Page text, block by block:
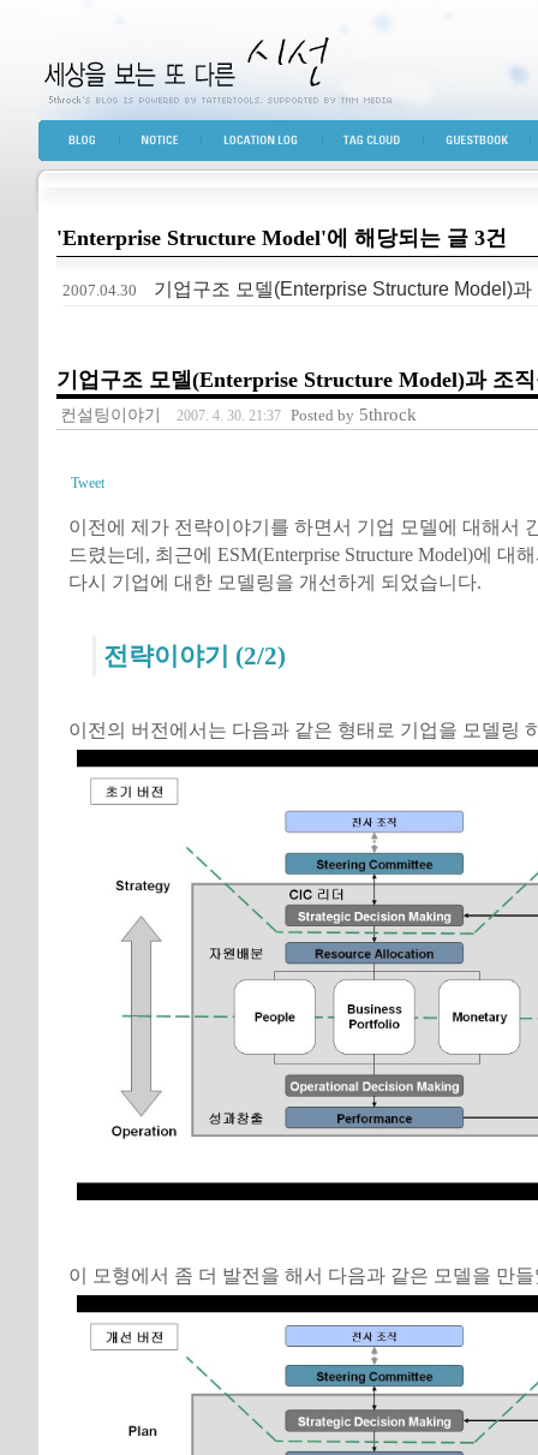
세상을 보는 또 다른 시선
BLOG TOP NOTICE LOCATION LOG TAG CLOUD GUESTBOOK
'Enterprise Structure Model'에 해당되는 글 3건
2007.04.30 기업구조 모델(Enterprise Structure Model)과
기업구조 모델(Enterprise Structure Model)과 조
컨설팅이야기 2007. 4. 30. 21:37 Posted by 5throck
Tweet
이전에 제가 전략이야기를 하면서 기업 모델에 대해서
드렸는데, 최근에 ESM(Enterprise Structure Model)에 대
다시 기업에 대한 모델링을 개선하게 되었습니다.
전략이야기 (2/2)
이전의 버전에서는 다음과 같은 형태로 기업을 모델링
이 모형에서 좀 더 발전을 해서 다음과 같은 모델을 만